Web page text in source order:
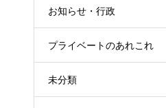
お知らせ・行政
プライベートのあれこれ
未分類